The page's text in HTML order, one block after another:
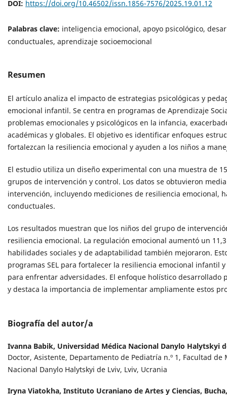
DOI: https://doi.org/10.46502/issn.1856-7576/2025.19.01.12
Palabras clave: inteligencia emocional, apoyo psicológico,
conductuales, aprendizaje socioemocional
Resumen
El artículo analiza el impacto de estrategias psicológicas y
emocional infantil. Se centra en programas de Aprendizaje
problemas emocionales y psicológicos en la infancia,
académicas y globales. El objetivo es identificar enfoques
fortalezcan la resiliencia emocional y ayuden a los niños a
El estudio utiliza un diseño experimental con una muestra de
grupos de intervención y control. Los datos se obtuvieron
intervención, incluyendo mediciones de resiliencia emocional,
conductuales.
Los resultados muestran que los niños del grupo de
resiliencia emocional. La regulación emocional aumentó un
habilidades sociales y de adaptabilidad también mejoraron.
programas SEL para fortalecer la resiliencia emocional infantil
para enfrentar adversidades. El enfoque holístico
y destaca la importancia de implementar ampliamente estos
Biografía del autor/a
Ivanna Babik, Universidad Médica Nacional Danylo Halytskyi
Doctor, Asistente, Departamento de Pediatría n.º 1, Facultad
Nacional Danylo Halytskyi de Lviv, Lviv, Ucrania
Iryna Viatokha, Instituto Ucraniano de Artes y Ciencias,